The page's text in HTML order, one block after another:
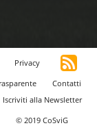
Privacy
Contatti
Iscriviti alla Newsletter
© 2019 CoSviG